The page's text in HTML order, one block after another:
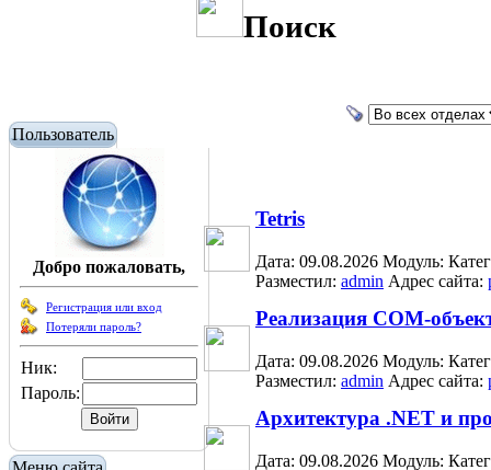
Пользователь
Добро пожаловать,
Регистрация или вход
Потеряли пароль?
Ник:
Пароль:
Поиск
Tetris
Дата: 09.08.2026 Модуль:
Разместил: admin Адрес сайта:
Реализация COM-
Дата: 09.08.2026 Модуль:
Разместил: admin Адрес сайта:
Архитектура .NET и
Дата: 09.08.2026 Модуль: